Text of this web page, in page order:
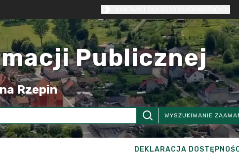
Publicznej
Rzepin
WYSZUKIWANIE
DEKLARACJA